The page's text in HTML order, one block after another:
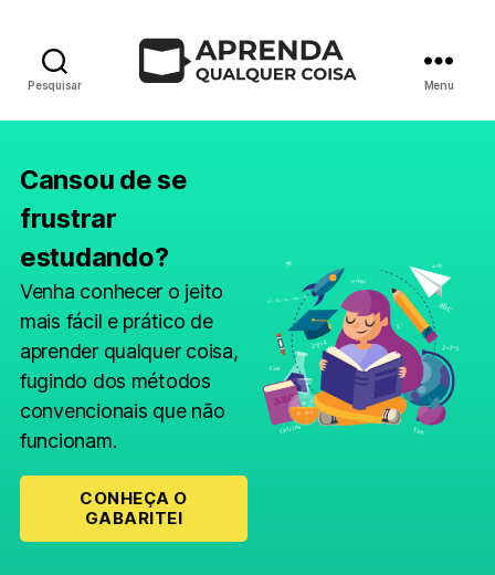
Pesquisar Menu
Cansou de se
frustrar
estudando?
Venha conhecer o jeito
mais fácil e prático de
aprender qualquer coisa,
fugindo dos métodos
convencionais que não
funcionam.
CONHEÇA O
GABARITEI